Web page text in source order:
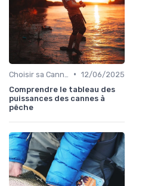
• 12/06/2025
Comprendre le tableau des
puissances des cannes à
pêche